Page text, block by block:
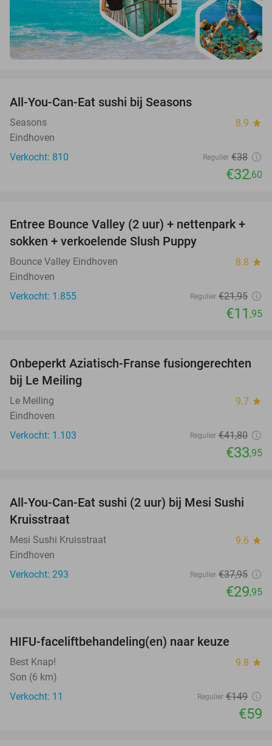
All-You-Can-Eat sushi bij Seasons
Seasons 8.9 star
Eindhoven
Verkocht: 810
Regulier €38
€32,60
46%
Entree Bounce Valley (2 uur) + nettenpark +
sokken + verkoelende Slush Puppy
Bounce Valley Eindhoven 8.8 star
Eindhoven
Verkocht: 1.855
Regulier €21,95
€11 ,95
19%
Onbeperkt Aziatisch-Franse fusiongerechten
bij Le Meiling
Le Meiling 9.7 star
Eindhoven
Verkocht: 1.103
Regulier €41,80
€33,95
21%
All-You-Can-Eat sushi (2 uur) bij Mesi Sushi
Kruisstraat
Mesi Sushi Kruisstraat 9.6 star
Eindhoven
Verkocht: 293
Regulier €37,95
€29,95
HIFU-faceliftbehandeling(en) naar keuze
Best Knap! 9.8 star
Son (6 km)
Verkocht: 11
Regulier €149
€59